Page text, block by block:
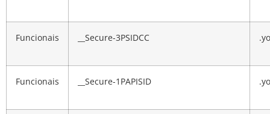
Funcionais __Secure-3PSIDCC
Funcionais __Secure-1PAPISID